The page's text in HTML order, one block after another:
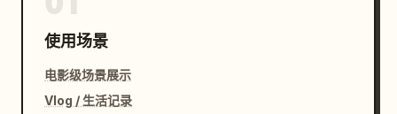
使用场景
电影级场景展示
Vlog / 生活记录